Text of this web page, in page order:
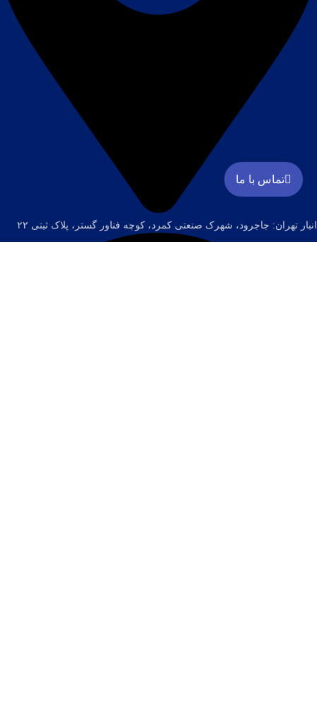
انبار تهران: جاجرود، شهرک صنعتی کمرد، کوچه فناور گستر، پلاک ثبتی ۲۲
تماس با ما